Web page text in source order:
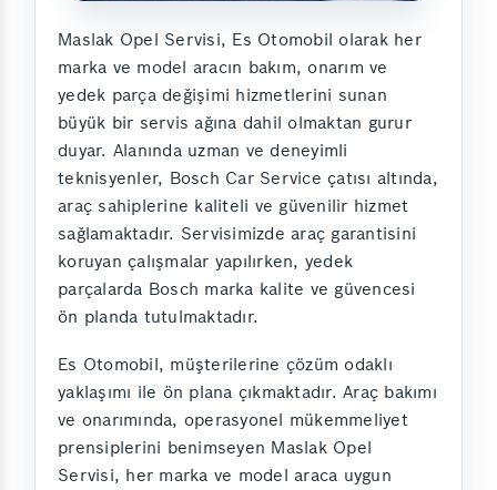
Maslak Opel Servisi, Es Otomobil olarak her
marka ve model aracın bakım, onarım ve
yedek parça değişimi hizmetlerini sunan
büyük bir servis ağına dahil olmaktan gurur
duyar. Alanında uzman ve deneyimli
teknisyenler, Bosch Car Service çatısı altında,
araç sahiplerine kaliteli ve güvenilir hizmet
sağlamaktadır. Servisimizde araç garantisini
koruyan çalışmalar yapılırken, yedek
parçalarda Bosch marka kalite ve güvencesi
ön planda tutulmaktadır.
Es Otomobil, müşterilerine çözüm odaklı
yaklaşımı ile ön plana çıkmaktadır. Araç bakımı
ve onarımında, operasyonel mükemmeliyet
prensiplerini benimseyen Maslak Opel
Servisi, her marka ve model araca uygun